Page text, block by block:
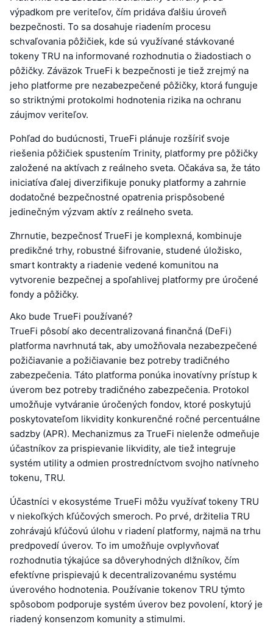
výpadkom pre veriteľov, čím pridáva ďalšiu úroveň
bezpečnosti. To sa dosahuje riadením procesu
schvaľovania pôžičiek, kde sú využívané stávkované
tokeny TRU na informované rozhodnutia o žiadostiach o
pôžičky. Záväzok TrueFi k bezpečnosti je tiež zrejmý na
jeho platforme pre nezabezpečené pôžičky, ktorá funguje
so striktnými protokolmi hodnotenia rizika na ochranu
záujmov veriteľov.
Pohľad do budúcnosti, TrueFi plánuje rozšíriť svoje
riešenia pôžičiek spustením Trinity, platformy pre pôžičky
založené na aktívach z reálneho sveta. Očakáva sa, že táto
iniciatíva ďalej diverzifikuje ponuky platformy a zahrnie
dodatočné bezpečnostné opatrenia prispôsobené
jedinečným výzvam aktív z reálneho sveta.
Zhrnutie, bezpečnosť TrueFi je komplexná, kombinuje
predikčné trhy, robustné šifrovanie, studené úložisko,
smart kontrakty a riadenie vedené komunitou na
vytvorenie bezpečnej a spoľahlivej platformy pre úročené
fondy a pôžičky.
Ako bude TrueFi používané?
TrueFi pôsobí ako decentralizovaná finančná (DeFi)
platforma navrhnutá tak, aby umožňovala nezabezpečené
požičiavanie a požičiavanie bez potreby tradičného
zabezpečenia. Táto platforma ponúka inovatívny prístup k
úverom bez potreby tradičného zabezpečenia. Protokol
umožňuje vytváranie úročených fondov, ktoré poskytujú
poskytovateľom likvidity konkurenčné ročné percentuálne
sadzby (APR). Mechanizmus za TrueFi nielenže odmeňuje
účastníkov za prispievanie likvidity, ale tiež integruje
systém utility a odmien prostredníctvom svojho natívneho
tokenu, TRU.
Účastníci v ekosystéme TrueFi môžu využívať tokeny TRU
v niekoľkých kľúčových smeroch. Po prvé, držitelia TRU
zohrávajú kľúčovú úlohu v riadení platformy, najmä na trhu
predpovedí úverov. To im umožňuje ovplyvňovať
rozhodnutia týkajúce sa dôveryhodných dlžníkov, čím
efektívne prispievajú k decentralizovanému systému
úverového hodnotenia. Používanie tokenov TRU týmto
spôsobom podporuje systém úverov bez povolení, ktorý je
riadený konsenzom komunity a stimulmi.